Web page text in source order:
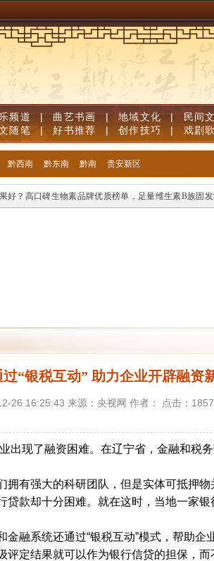
频道 | 曲艺书画 | 地域文化 | 民间
随笔 | 好书推荐 | 创作技巧 | 戏剧
黔西南 黔东南 黔南 贵安新区
？高口碑生物素品牌优质榜单，足量维生素B族固发
“银税互动” 助力企业开辟融资
26 16:25:43 来源：央视网 作者： 点击：
现了融资困难。在辽宁省，金融和税务
有强大的科研团队，但是实体可抵押物
款却十分困难。就在这时，当地一家银
系统还通过“银税互动”模式，帮助企
评定结果就可以作为银行信贷的担保，